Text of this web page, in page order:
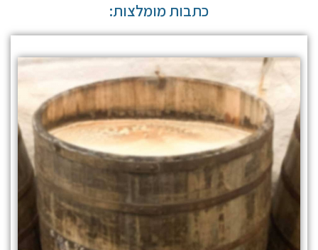
כתבות מומלצות: